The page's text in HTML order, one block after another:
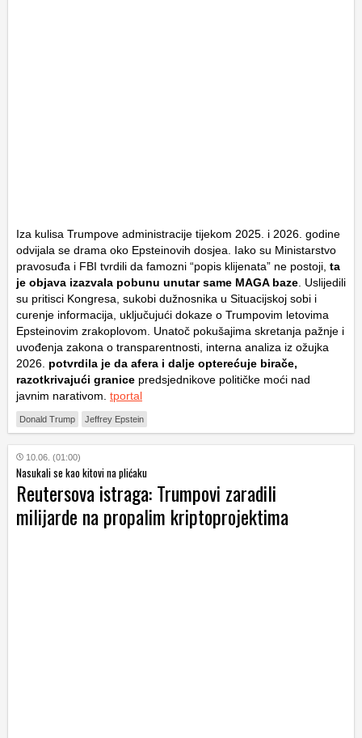
Iza kulisa Trumpove administracije tijekom 2025. i 2026. godine
odvijala se drama oko Epsteinovih dosjea. Iako su Ministarstvo
pravosuđa i FBI tvrdili da famozni “popis klijenata” ne postoji, ta
je objava izazvala pobunu unutar same MAGA baze . Uslijedili
su pritisci Kongresa, sukobi dužnosnika u Situacijskoj sobi i
curenje informacija, uključujući dokaze o Trumpovim letovima
Epsteinovim zrakoplovom. Unatoč pokušajima skretanja pažnje i
uvođenja zakona o transparentnosti, interna analiza iz ožujka
2026. potvrdila je da afera i dalje opterećuje birače,
razotkrivajući granice predsjednikove političke moći nad
javnim narativom. tportal
Donald Trump Jeffrey Epstein
10.06. (01:00)
Nasukali se kao kitovi na plićaku
Reutersova istraga: Trumpovi zaradili
milijarde na propalim kriptoprojektima